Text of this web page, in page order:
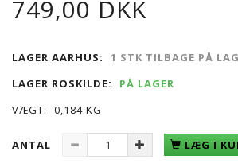
749,00 DKK
LAGER AARHUS:
1 STK TILBAGE PÅ
LAGER ROSKILDE:
PÅ LAGER
VÆGT:
0,184 KG
ANTAL LÆG I